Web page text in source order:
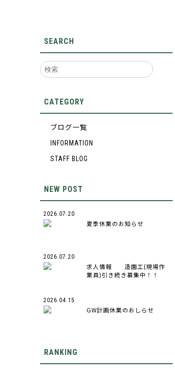
SEARCH
CATEGORY
ブログ一覧
INFORMATION
STAFF BLOG
NEW POST
2026.07.20
夏季休業のお知らせ
2026.07.20
求人情報 造園工(現場作
業員)引き続き募集中！！
2026.04.15
GW計画休業のおしらせ
RANKING